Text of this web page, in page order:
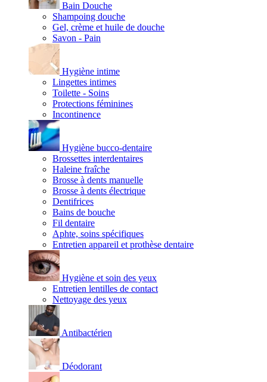
Bain Douche
Shampoing douche
Gel, crème et huile de douche
Savon - Pain
Hygiène intime
Lingettes intimes
Toilette - Soins
Protections féminines
Incontinence
Hygiène bucco-dentaire
Brossettes interdentaires
Haleine fraîche
Brosse à dents manuelle
Brosse à dents électrique
Dentifrices
Bains de bouche
Fil dentaire
Aphte, soins spécifiques
Entretien appareil et prothèse dentaire
Hygiène et soin des yeux
Entretien lentilles de contact
Nettoyage des yeux
Antibactérien
Déodorant